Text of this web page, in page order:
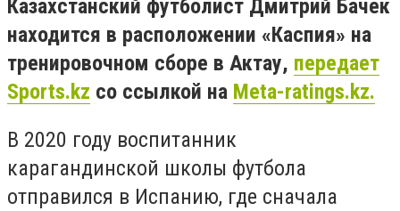
Казахстанский футболист Дмитрий Бачек
находится в расположении «Каспия» на
тренировочном сборе в Актау, передает
Sports.kz со ссылкой на Meta-ratings.kz.
В 2020 году воспитанник
карагандинской школы футбола
отправился в Испанию, где сначала